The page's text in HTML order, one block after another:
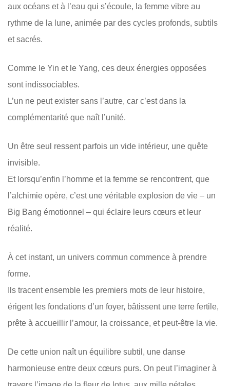
aux océans et à l’eau qui s’écoule, la femme vibre au
rythme de la lune, animée par des cycles profonds, subtils
et sacrés.
Comme le Yin et le Yang, ces deux énergies opposées
sont indissociables.
L’un ne peut exister sans l’autre, car c’est dans la
complémentarité que naît l’unité.
Un être seul ressent parfois un vide intérieur, une quête
invisible.
Et lorsqu’enfin l’homme et la femme se rencontrent, que
l’alchimie opère, c’est une véritable explosion de vie – un
Big Bang émotionnel – qui éclaire leurs cœurs et leur
réalité.
À cet instant, un univers commun commence à prendre
forme.
Ils tracent ensemble les premiers mots de leur histoire,
érigent les fondations d’un foyer, bâtissent une terre fertile,
prête à accueillir l’amour, la croissance, et peut-être la vie.
De cette union naît un équilibre subtil, une danse
harmonieuse entre deux cœurs purs. On peut l’imaginer à